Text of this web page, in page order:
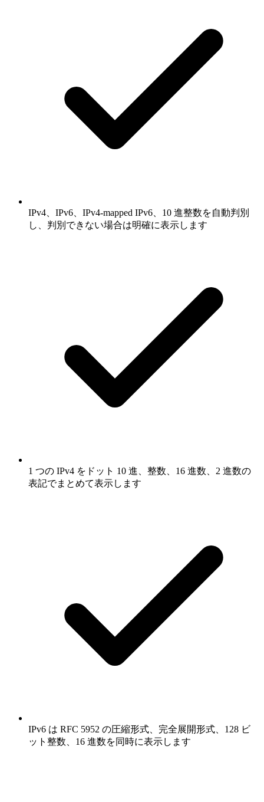
IPv4、IPv6、IPv4-mapped IPv6、10 進整数を自動判別
し、判別できない場合は明確に表示します
1 つの IPv4 をドット 10 進、整数、16 進数、2 進数の
表記でまとめて表示します
IPv6 は RFC 5952 の圧縮形式、完全展開形式、128 ビ
ット整数、16 進数を同時に表示します